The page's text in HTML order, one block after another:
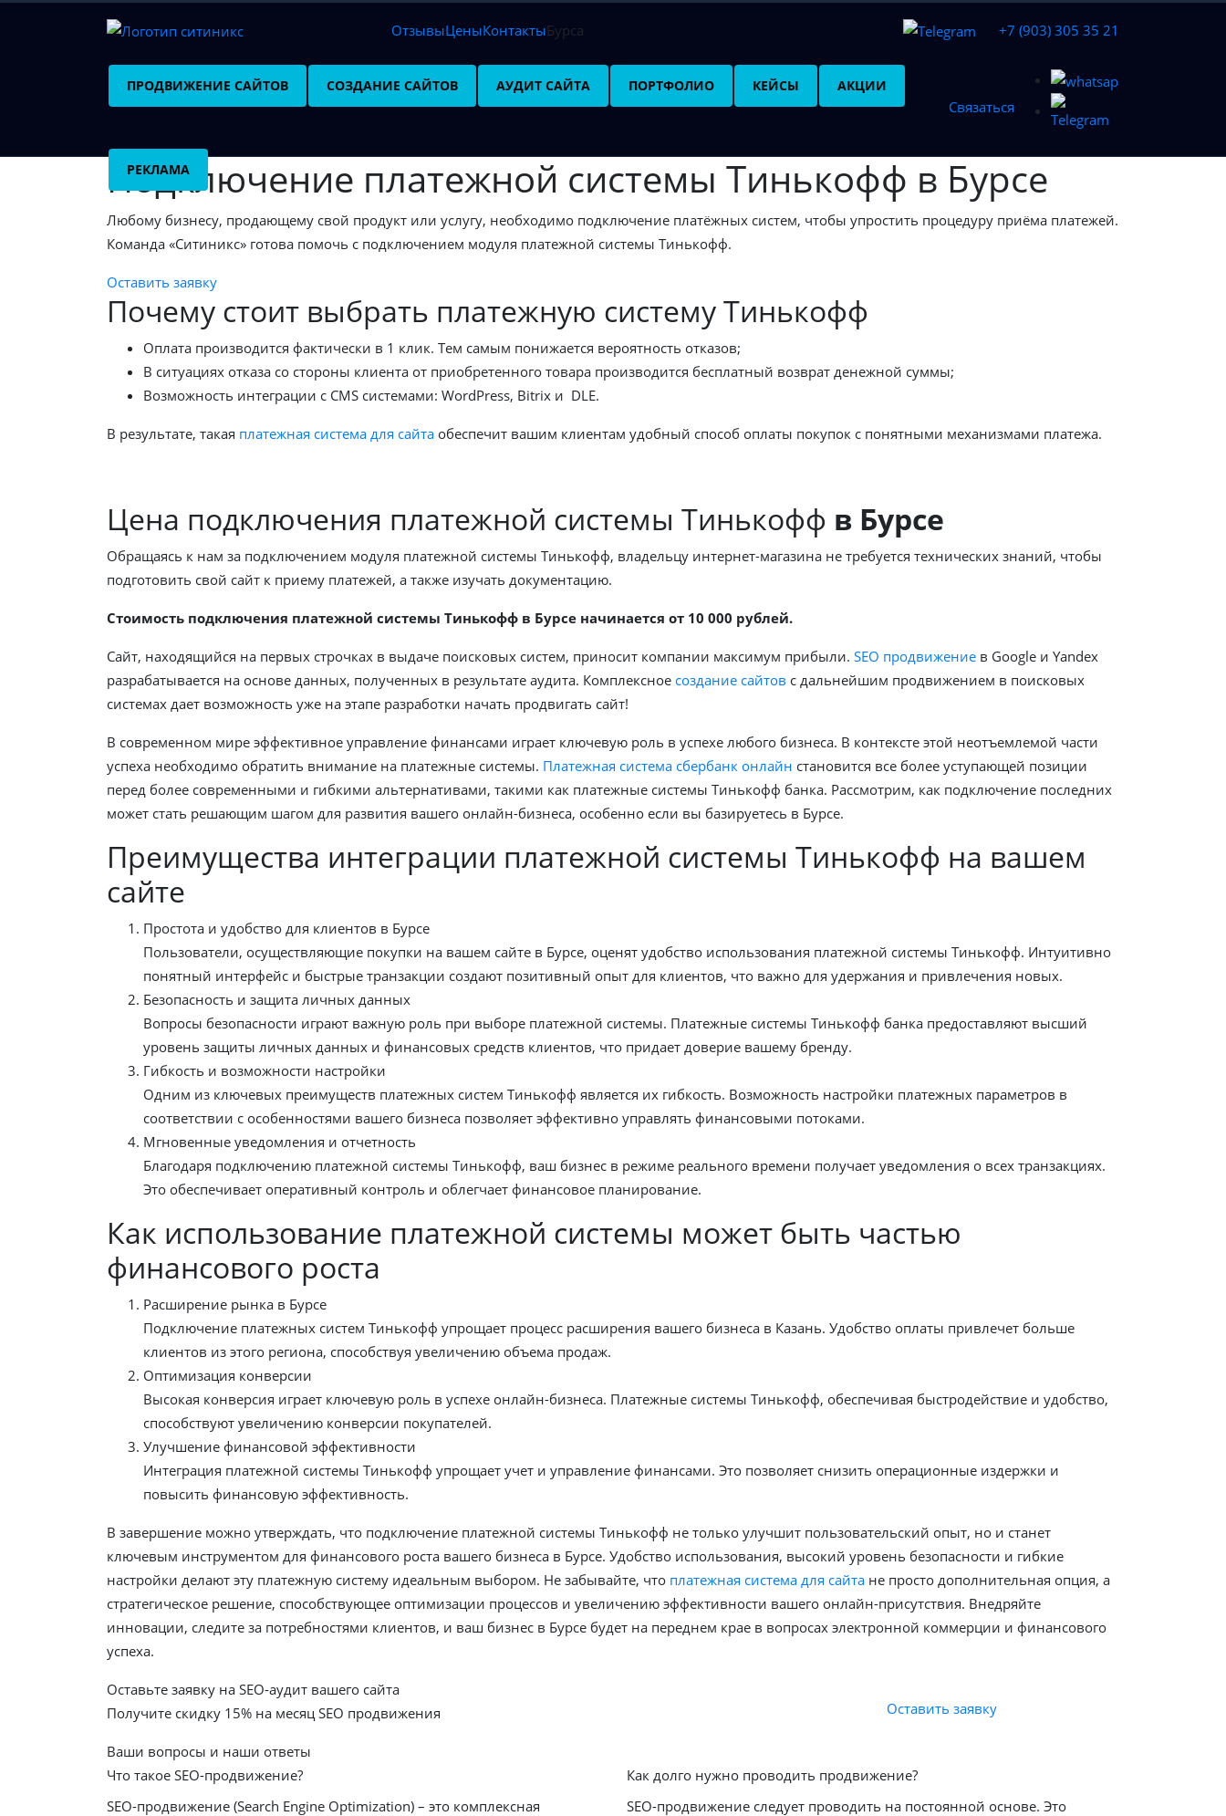
ОтзывыЦеныКонтактыБурса +7 (903) 305 35 21
ПРОДВИЖЕНИЕ САЙТОВ СОЗДАНИЕ САЙТОВ АУДИТ САЙТА ПОРТФОЛИО КЕЙСЫ АКЦИИ
РЕКЛАМА
Связаться
Подключение платежной системы Тинькофф в Бурсе
Любому бизнесу, продающему свой продукт или услугу, необходимо подключение платёжных систем, чтобы упростить процедуру приёма платежей.
Команда «Ситиникс» готова помочь с подключением модуля платежной системы Тинькофф.
Оставить заявку
Почему стоит выбрать платежную систему Тинькофф
Оплата производится фактически в 1 клик. Тем самым понижается вероятность отказов;
В ситуациях отказа со стороны клиента от приобретенного товара производится бесплатный возврат денежной суммы;
Возможность интеграции c CMS системами: WordPress, Bitrix и DLE.
В результате, такая платежная система для сайта обеспечит вашим клиентам удобный способ оплаты покупок с понятными механизмами платежа.
Цена подключения платежной системы Тинькофф в Бурсе
Обращаясь к нам за подключением модуля платежной системы Тинькофф, владельцу интернет-магазина не требуется технических знаний, чтобы
подготовить свой сайт к приему платежей, а также изучать документацию.
Стоимость подключения платежной системы Тинькофф в Бурсе начинается от 10 000 рублей.
Сайт, находящийся на первых строчках в выдаче поисковых систем, приносит компании максимум прибыли. SEO продвижение в Google и Yandex
разрабатывается на основе данных, полученных в результате аудита. Комплексное создание сайтов с дальнейшим продвижением в поисковых
системах дает возможность уже на этапе разработки начать продвигать сайт!
В современном мире эффективное управление финансами играет ключевую роль в успехе любого бизнеса. В контексте этой неотъемлемой части
успеха необходимо обратить внимание на платежные системы. Платежная система сбербанк онлайн становится все более уступающей позиции
перед более современными и гибкими альтернативами, такими как платежные системы Тинькофф банка. Рассмотрим, как подключение последних
может стать решающим шагом для развития вашего онлайн-бизнеса, особенно если вы базируетесь в Бурсе.
Преимущества интеграции платежной системы Тинькофф на вашем
сайте
Простота и удобство для клиентов в Бурсе
Пользователи, осуществляющие покупки на вашем сайте в Бурсе, оценят удобство использования платежной системы Тинькофф. Интуитивно
понятный интерфейс и быстрые транзакции создают позитивный опыт для клиентов, что важно для удержания и привлечения новых.
Безопасность и защита личных данных
Вопросы безопасности играют важную роль при выборе платежной системы. Платежные системы Тинькофф банка предоставляют высший
уровень защиты личных данных и финансовых средств клиентов, что придает доверие вашему бренду.
Гибкость и возможности настройки
Одним из ключевых преимуществ платежных систем Тинькофф является их гибкость. Возможность настройки платежных параметров в
соответствии с особенностями вашего бизнеса позволяет эффективно управлять финансовыми потоками.
Мгновенные уведомления и отчетность
Благодаря подключению платежной системы Тинькофф, ваш бизнес в режиме реального времени получает уведомления о всех транзакциях.
Это обеспечивает оперативный контроль и облегчает финансовое планирование.
Как использование платежной системы может быть частью
финансового роста
Расширение рынка в Бурсе
Подключение платежных систем Тинькофф упрощает процесс расширения вашего бизнеса в Казань. Удобство оплаты привлечет больше
клиентов из этого региона, способствуя увеличению объема продаж.
Оптимизация конверсии
Высокая конверсия играет ключевую роль в успехе онлайн-бизнеса. Платежные системы Тинькофф, обеспечивая быстродействие и удобство,
способствуют увеличению конверсии покупателей.
Улучшение финансовой эффективности
Интеграция платежной системы Тинькофф упрощает учет и управление финансами. Это позволяет снизить операционные издержки и
повысить финансовую эффективность.
В завершение можно утверждать, что подключение платежной системы Тинькофф не только улучшит пользовательский опыт, но и станет
ключевым инструментом для финансового роста вашего бизнеса в Бурсе. Удобство использования, высокий уровень безопасности и гибкие
настройки делают эту платежную систему идеальным выбором. Не забывайте, что платежная система для сайта не просто дополнительная опция, а
стратегическое решение, способствующее оптимизации процессов и увеличению эффективности вашего онлайн-присутствия. Внедряйте
инновации, следите за потребностями клиентов, и ваш бизнес в Бурсе будет на переднем крае в вопросах электронной коммерции и финансового
успеха.
Оставьте заявку на SEO-аудит вашего сайта
Получите скидку 15% на месяц SEO продвижения Оставить заявку
Ваши вопросы и наши ответы
Что такое SEO-продвижение?
SEO-продвижение (Search Engine Optimization) – это комплексная
Как долго нужно проводить продвижение?
SEO-продвижение следует проводить на постоянной основе. Это